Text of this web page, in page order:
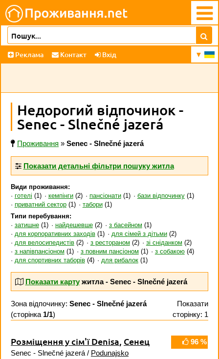
Реклама Контакт Вхід
Недорогий відпочинок -
Senec - Slnečné jazerá
Проживання » Senec - Slnečné jazerá
Показати детальні фільтри пошуку житла
Види проживання:
готелі (1) кемпінги(2) пансіонати(1) бази відпочинку(1)
приватний сектор(1) табори(1)
Типи перебування:
затишне(1) найдешевше(2) з басейном (1)
для корпоративних заходів(1) для сімей з дітьми(2)
для велосипедистів(2) з рестораном (2) зі сніданком (2)
з напівпансіоном (1) з повним пансіоном (1) з собакою(4)
для спортивних таборів(4) для рибалок(1)
Показати картужитла - Senec - Slnečné jazerá
Зона відпочинку: Senec - Slnečné jazerá
(сторінка 1/1)
Показати
сторінку: 1
96 %
Розміщення у сім'ї Denisa, Сенец
Senec - Slnečné jazerá / Podunajsko